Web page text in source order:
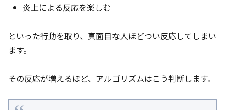
炎上による反応を楽しむ
といった行動を取り、真面目な人ほどつい反応してしまい
ます。
その反応が増えるほど、アルゴリズムはこう判断します。